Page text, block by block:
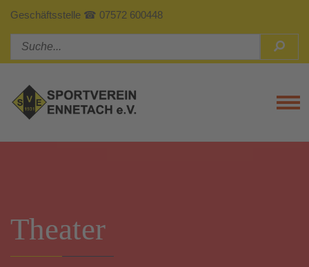
Geschäftsstelle ☎ 07572 600448
Theater